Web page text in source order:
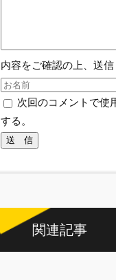
内容をご確認の上、送信
次回のコメントで使
する。
関連記事